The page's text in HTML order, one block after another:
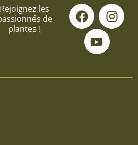
Rejoignez les
de
plantes !
F
a
c
e
o
I
n
s
g
Y
o
u
t
u
b